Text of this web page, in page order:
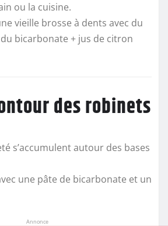
ou la cuisine.
vieille brosse à dents avec du
bicarbonate + jus de citron
des robinets
s’accumulent autour des bases
une pâte de bicarbonate et un
Annonce